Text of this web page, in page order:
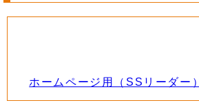
ホームページ用（SSリーダー）